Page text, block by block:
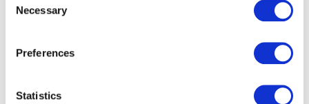
Selection
Necessary
Preferences
Statistics